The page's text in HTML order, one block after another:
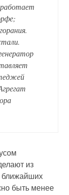
из
ближайших
быть менее